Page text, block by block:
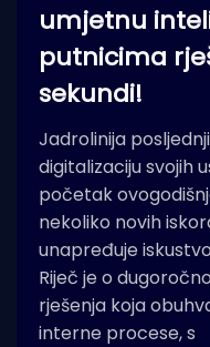
umjetnu
putnicima
sekundi!
Jadrolinija
digitalizaciju svojih
početak
nekoliko novih
unapređuje
Riječ je o
rješenja koja
interne procese, s